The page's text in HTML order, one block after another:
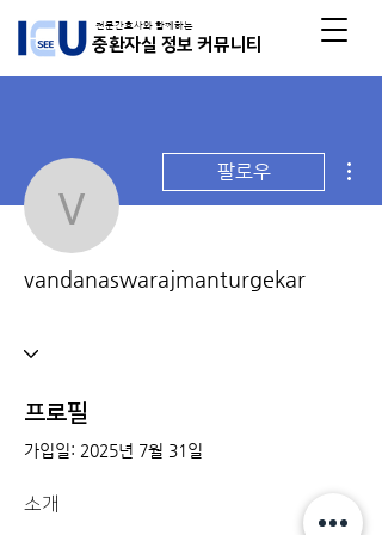
전문간호사와 함께하는
중환자실 정보 커뮤니티
팔로우
vandanaswarajmanturgekar
프로필
가입일: 2025년 7월 31일
소개